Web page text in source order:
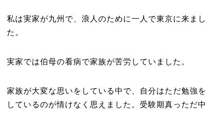
私は実家が九州で、浪人のために一人で東京に来まし
た。
実家では伯母の看病で家族が苦労していました。
家族が大変な思いをしている中で、自分はただ勉強を
しているのが情けなく思えました。受験期真っただ中